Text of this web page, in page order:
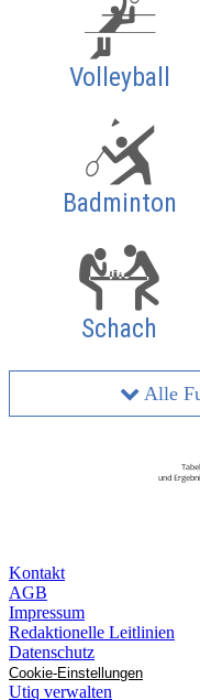
Volleyball
Badminton
Schach
Alle
Kontakt
AGB
Impressum
Redaktionelle Leitlinien
Datenschutz
Cookie-Einstellungen
Utiq verwalten